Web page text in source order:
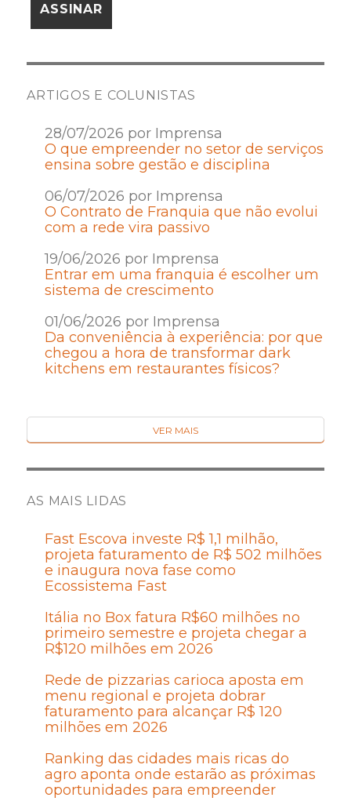
ARTIGOS E COLUNISTAS
28/07/2026 por Imprensa
O que empreender no setor de serviços
ensina sobre gestão e disciplina
06/07/2026 por Imprensa
O Contrato de Franquia que não evolui
com a rede vira passivo
19/06/2026 por Imprensa
Entrar em uma franquia é escolher um
sistema de crescimento
01/06/2026 por Imprensa
Da conveniência à experiência: por que
chegou a hora de transformar dark
kitchens em restaurantes físicos?
VER MAIS
AS MAIS LIDAS
Fast Escova investe R$ 1,1 milhão,
projeta faturamento de R$ 502 milhões
e inaugura nova fase como
Ecossistema Fast
Itália no Box fatura R$60 milhões no
primeiro semestre e projeta chegar a
R$120 milhões em 2026
Rede de pizzarias carioca aposta em
menu regional e projeta dobrar
faturamento para alcançar R$ 120
milhões em 2026
Ranking das cidades mais ricas do
agro aponta onde estarão as próximas
oportunidades para empreender